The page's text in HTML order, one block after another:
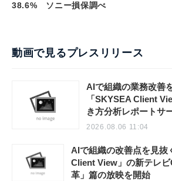
38.6% ソニー損保調べ
動画で見るプレスリリース
AIで組織の業務改善
「SKYSEA Client
き方分析レポートサ
2026.08.06 11:04
AIで組織の改善点を見抜
Client View」の新テレ
革」篇の放映を開始